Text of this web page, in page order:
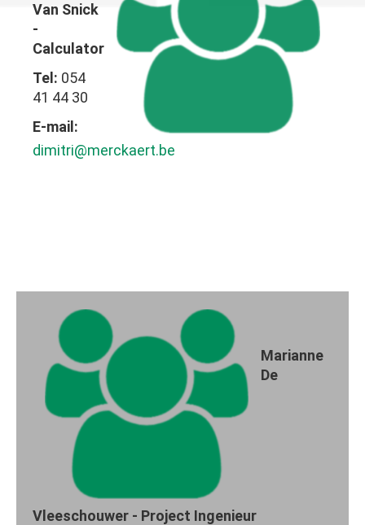
Van Snick
-
Calculator
Tel: 054
41 44 30
E-mail:
dimitri@merckaert.be
Marianne
De
Vleeschouwer - Project Ingenieur